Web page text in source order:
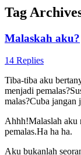
Tag
Malaskah aku?
14 Replies
Tiba-tiba aku
menjadi
malas?Cuba jangan
Ahhh!Malaslah aku
pemalas.Ha ha ha.
Aku bukanlah